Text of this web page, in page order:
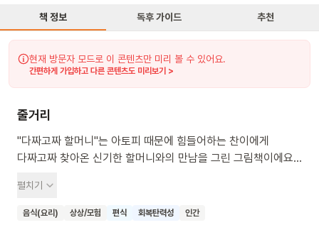
책 정보 독후 가이드 추천
현재 방문자 모드로 이 콘텐츠만 미리 볼 수 있어요.
간편하게 가입하고 다른 콘텐츠도 미리보기 >
줄거리
"다짜고짜 할머니"는 아토피 때문에 힘들어하는 찬이에게
다짜고짜 찾아온 신기한 할머니와의 만남을 그린 그림책이에요.
햇살 가득한 우산을 쓰는 아주 특별한 분이세요. 처음엔 낯설었던
찬이도 할머니와 함께하며 편식도 고치고, 아팠던 마음도 점점
펼치기
음식(요리) 상상/모험 편식 회복탄력성 인간